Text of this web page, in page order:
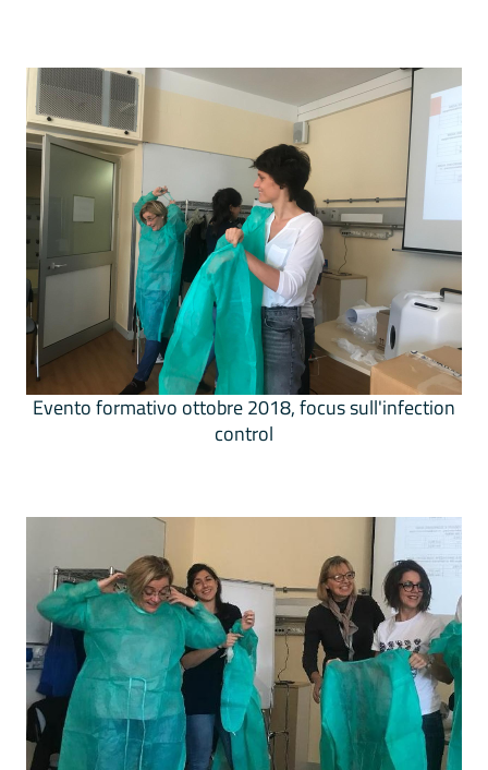
Evento formativo ottobre 2018, focus sull'infection
control